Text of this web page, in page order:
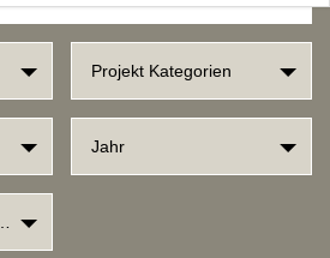
Projekt Kategorien
Jahr
im Westend